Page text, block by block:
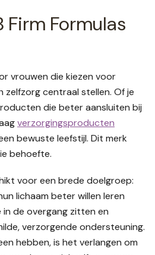
Firm Formulas
vrouwen die kiezen voor
zelfzorg centraal stellen. Of je
die beter aansluiten bij
verzorgingsproducten
bewuste leefstijl. Dit merk
behoefte.
voor een brede doelgroep:
lichaam beter willen leren
de overgang zitten en
verzorgende ondersteuning.
hebben, is het verlangen om